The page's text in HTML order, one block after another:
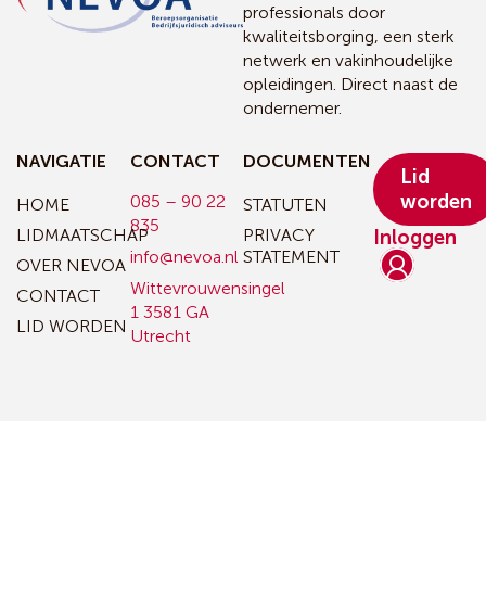
professionals door
kwaliteitsborging, een sterk
netwerk en vakinhoudelijke
opleidingen. Direct naast de
ondernemer.
NAVIGATIE
HOME
LIDMAATSCHAP
OVER NEVOA
CONTACT
LID WORDEN
CONTACT
085 – 90 22
835
info@nevoa.nl
Wittevrouwensingel
1 3581 GA
Utrecht
DOCUMENTEN
STATUTEN
PRIVACY
STATEMENT
Inloggen
Lid
worden